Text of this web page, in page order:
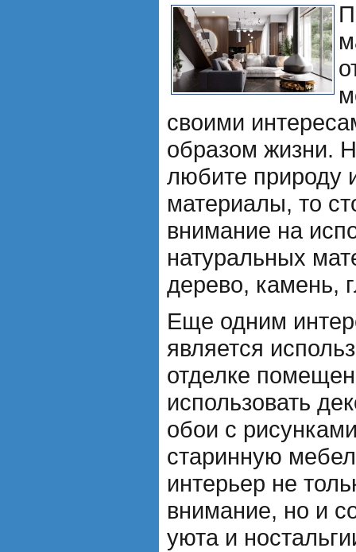
своими
образом жизни.
любите природу
материалы, то
внимание на
натуральных
дерево, камень,
Еще одним
является
отделке
использовать
обои с
старинную
интерьер не
внимание, но и
уюта и